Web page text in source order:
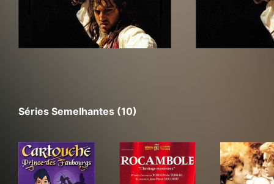
Séries Semelhantes (10)